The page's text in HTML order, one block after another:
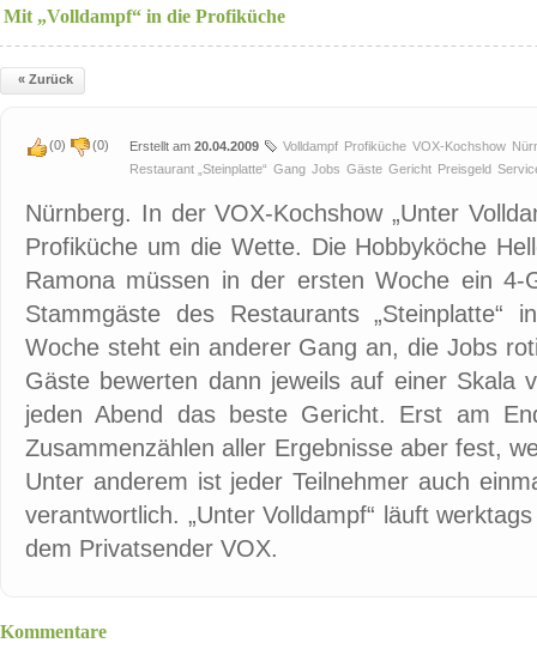
Mit „Volldampf“ in die Profiküche
« Zurück
(0) (0) Erstellt am 20.04.2009 Volldampf Profiküche VOX-Kochshow
Restaurant „Steinplatte“ Gang Jobs Gäste Gericht Preisgeld
Nürnberg. In der VOX-Kochshow „Unter
Profiküche um die Wette. Die Hobbyköche
Ramona müssen in der ersten Woche ein
Stammgäste des Restaurants
Woche steht ein anderer Gang an, die Jobs
Gäste bewerten dann jeweils auf einer Skala
jeden Abend das beste Gericht. Erst am
Zusammenzählen aller Ergebnisse aber fest,
Unter anderem ist jeder Teilnehmer auch
verantwortlich. „Unter Volldampf“ läuft
dem Privatsender VOX.
Kommentare